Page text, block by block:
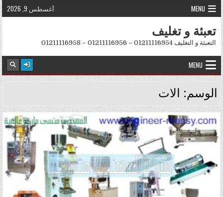
Skip to content
MENU أغسطس 9, 2026
تعبئة و تغليف
التعبئة و التغليف 01211116954 – 01211116956 – 01211116958
MENU
الوسم: الات
Posted in